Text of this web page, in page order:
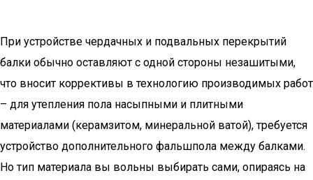
При устройстве чердачных и подвальных перекрытий
балки обычно оставляют с одной стороны незашитыми,
что вносит коррективы в технологию производимых работ
– для утепления пола насыпными и плитными
материалами (керамзитом, минеральной ватой), требуется
устройство дополнительного фальшпола между балками.
Но тип материала вы вольны выбирать сами, опираясь на